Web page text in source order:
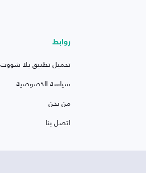
روابط
تحميل تطبيق يلا شووت
سياسة الخصوصية
من نحن
اتصل بنا